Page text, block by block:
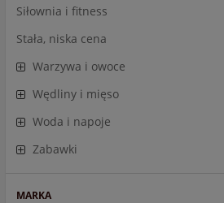
Siłownia i fitness
Stała, niska cena
Warzywa i owoce
Wędliny i mięso
Woda i napoje
Zabawki
MARKA